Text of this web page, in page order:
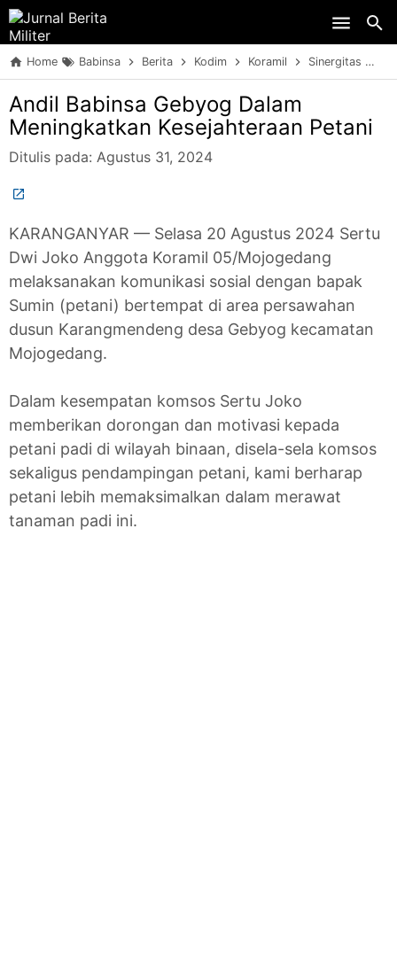
Home Babinsa Berita Kodim Koramil Sinergitas
Andil Babinsa Gebyog Dalam
Meningkatkan Kesejahteraan Petani
Ditulis pada: Agustus 31, 2024
KARANGANYAR — Selasa 20 Agustus 2024 Sertu
Dwi Joko Anggota Koramil 05/Mojogedang
melaksanakan komunikasi sosial dengan bapak
Sumin (petani) bertempat di area persawahan
dusun Karangmendeng desa Gebyog kecamatan
Mojogedang.
Dalam kesempatan komsos Sertu Joko
memberikan dorongan dan motivasi kepada
petani padi di wilayah binaan, disela-sela komsos
sekaligus pendampingan petani, kami berharap
petani lebih memaksimalkan dalam merawat
tanaman padi ini.